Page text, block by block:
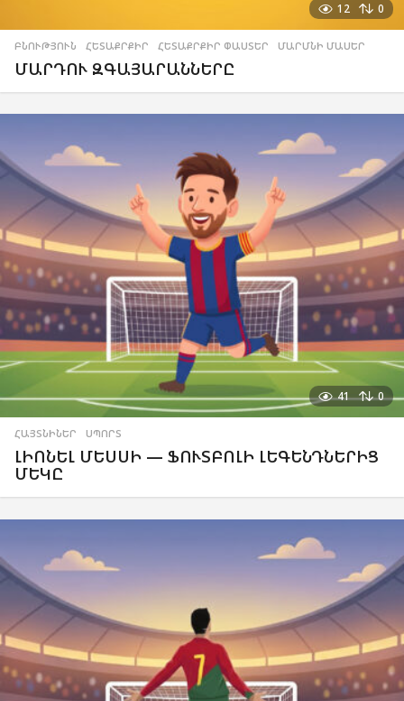
12 0
ԲՆՈՒԹՅՈՒՆ ,ՀԵՏԱՔՐՔԻՐ ,ՀԵՏԱՔՐՔԻՐ ՓԱՍՏԵՐ ,ՄԱՐՄՆԻ ՄԱՍԵՐ
ՄԱՐԴՈՒ ԶԳԱՅԱՐԱՆՆԵՐԸ
41 0
ՀԱՅՏՆԻՆԵՐ ,ՍՊՈՐՏ
ԼԻՈՆԵԼ ՄԵՍՍԻ — ՖՈՒՏԲՈԼԻ ԼԵԳԵՆԴՆԵՐԻՑ
ՄԵԿԸ